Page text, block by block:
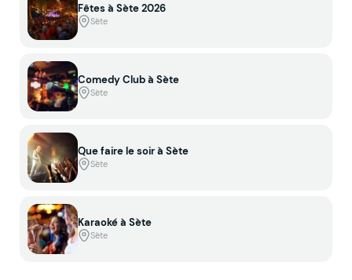
Fêtes à Sète 2026
Sète
Comedy Club à Sète
Sète
Que faire le soir à Sète
Sète
Karaoké à Sète
Sète